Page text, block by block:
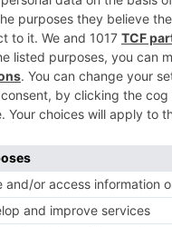
contenido
pagos inmediatos
han
hechos en
reveló un
los mensajes
donde se
víctimas.